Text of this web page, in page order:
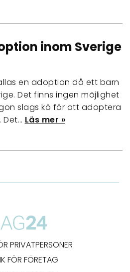
inom Sverige
en adoption då ett barn
Det finns ingen möjlighet
slags kö för att adoptera
Läs mer »
PRIVATPERSONER
FÖR FÖRETAG